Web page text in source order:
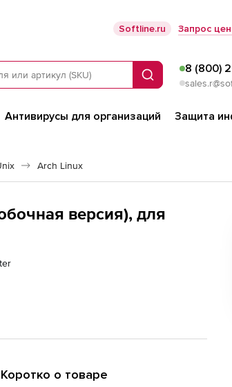
Softline.ru Запрос
Поиск
8 (800)
Антивирусы для организаций Защита
Arch Linux
версия), для
Коротко о товаре